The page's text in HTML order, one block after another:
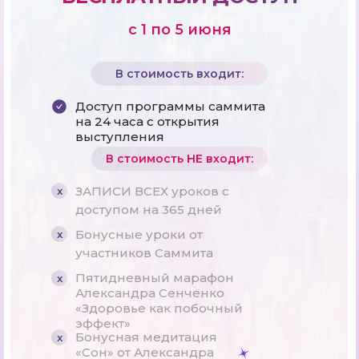
Лобсанг Тулку
Ярпель Ринпоче
внутреннего огня
Шаги в золотое будущее: жизнь
Маттиас-де-Стефано
сознательного общества
Как с помощью игровых практик выйти
Марта Яковлева
Брюс Липтон
сотрудничество как ключ к эволюции
Важность окружающей среды
Мария Даймонд
Алекс Ллойд
7 секретов здоровья и успеха
Ошо говорит: молчание,
выраженное словами
Ошо
с 1 по 5 июня
В стоимость входит:
В стоимость НЕ входит:
Бонусная медитация
«Сон» от Александра
Пятидневный марафон
Александра Сенченко
«Здоровье как побочный
эффект»
ЗАПИСИ ВСЕХ уроков с
доступом на 365 дней
Доступ программы саммита
на 24 часа с открытия
выступления
x
Бонусные уроки от
участников Саммита
x
x
x